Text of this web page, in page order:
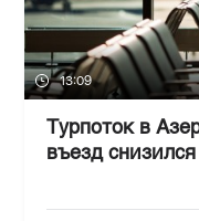
13:09
Турпоток в
въезд снизился